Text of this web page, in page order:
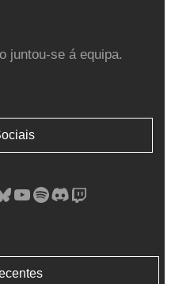
juntou-se á equipa.
YouTube Spotify Discord Twitch